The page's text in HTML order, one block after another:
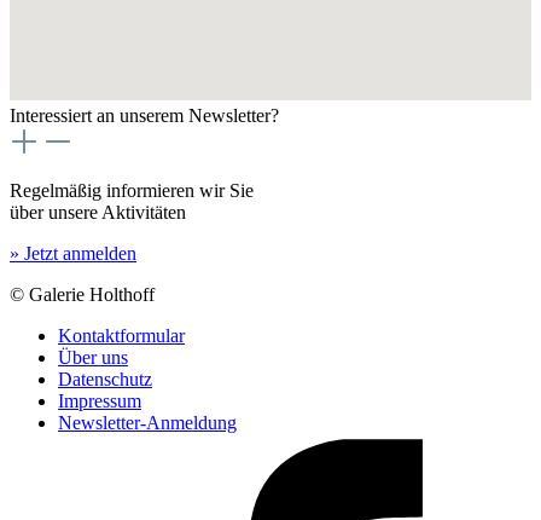
Interessiert an unserem Newsletter?
Regelmäßig informieren wir Sie
über unsere Aktivitäten
» Jetzt anmelden
© Galerie Holthoff
Kontaktformular
Über uns
Datenschutz
Impressum
Newsletter-Anmeldung